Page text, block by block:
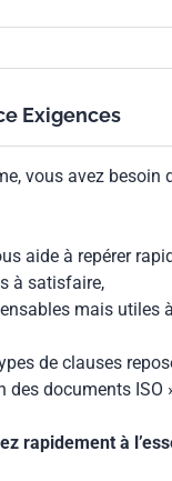
Exigences
vous avez
aide à repérer
à satisfaire,
mais utiles
de clauses
des documents
rapidement à